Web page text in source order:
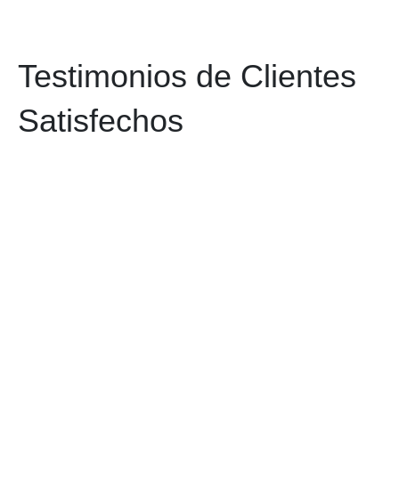
Testimonios de Clientes
Satisfechos